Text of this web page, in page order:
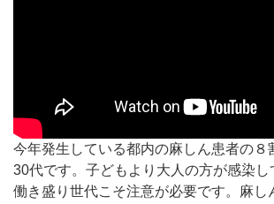
https://www.youtube.com/embed/
今年発生している都内の麻しん患者の８
30代です。子どもより大人の方が感染し
働き盛り世代こそ注意が必要です。麻し